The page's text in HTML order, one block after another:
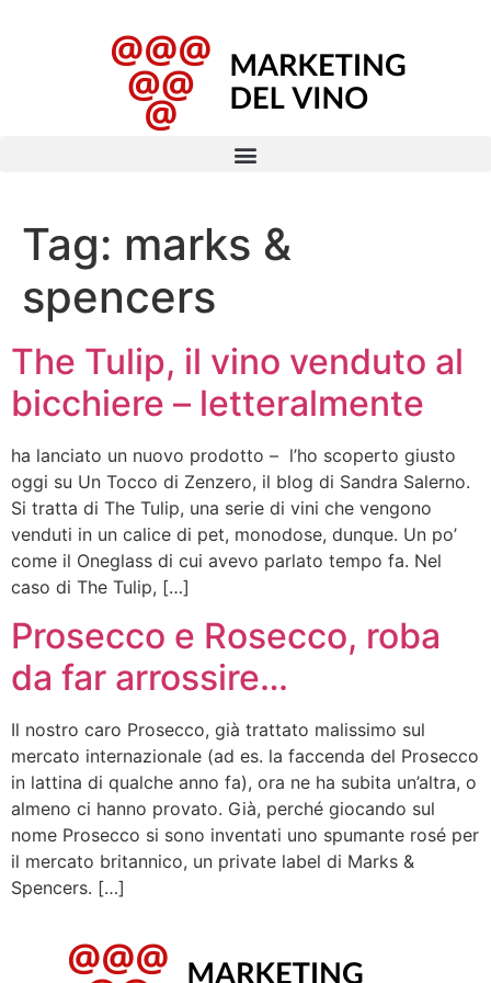
Tag: marks &
spencers
The Tulip, il vino venduto al
bicchiere – letteralmente
ha lanciato un nuovo prodotto – l’ho scoperto giusto
oggi su Un Tocco di Zenzero, il blog di Sandra Salerno.
Si tratta di The Tulip, una serie di vini che vengono
venduti in un calice di pet, monodose, dunque. Un po’
come il Oneglass di cui avevo parlato tempo fa. Nel
caso di The Tulip, […]
Prosecco e Rosecco, roba
da far arrossire…
Il nostro caro Prosecco, già trattato malissimo sul
mercato internazionale (ad es. la faccenda del Prosecco
in lattina di qualche anno fa), ora ne ha subita un’altra, o
almeno ci hanno provato. Già, perché giocando sul
nome Prosecco si sono inventati uno spumante rosé per
il mercato britannico, un private label di Marks &
Spencers. […]